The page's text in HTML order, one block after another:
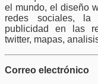
el mundo, el diseño
redes sociales, la
publicidad en las
twitter, mapas,
Correo electrónico